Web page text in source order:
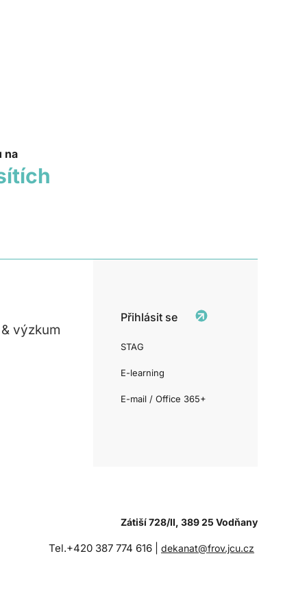
na
výzkum
Přihlásit se
STAG
E-learning
E-mail / Office 365+
Zátiší 728/II, 389 25 Vodňany
Tel.+420 387 774 616 |dekanat@frov.jcu.cz